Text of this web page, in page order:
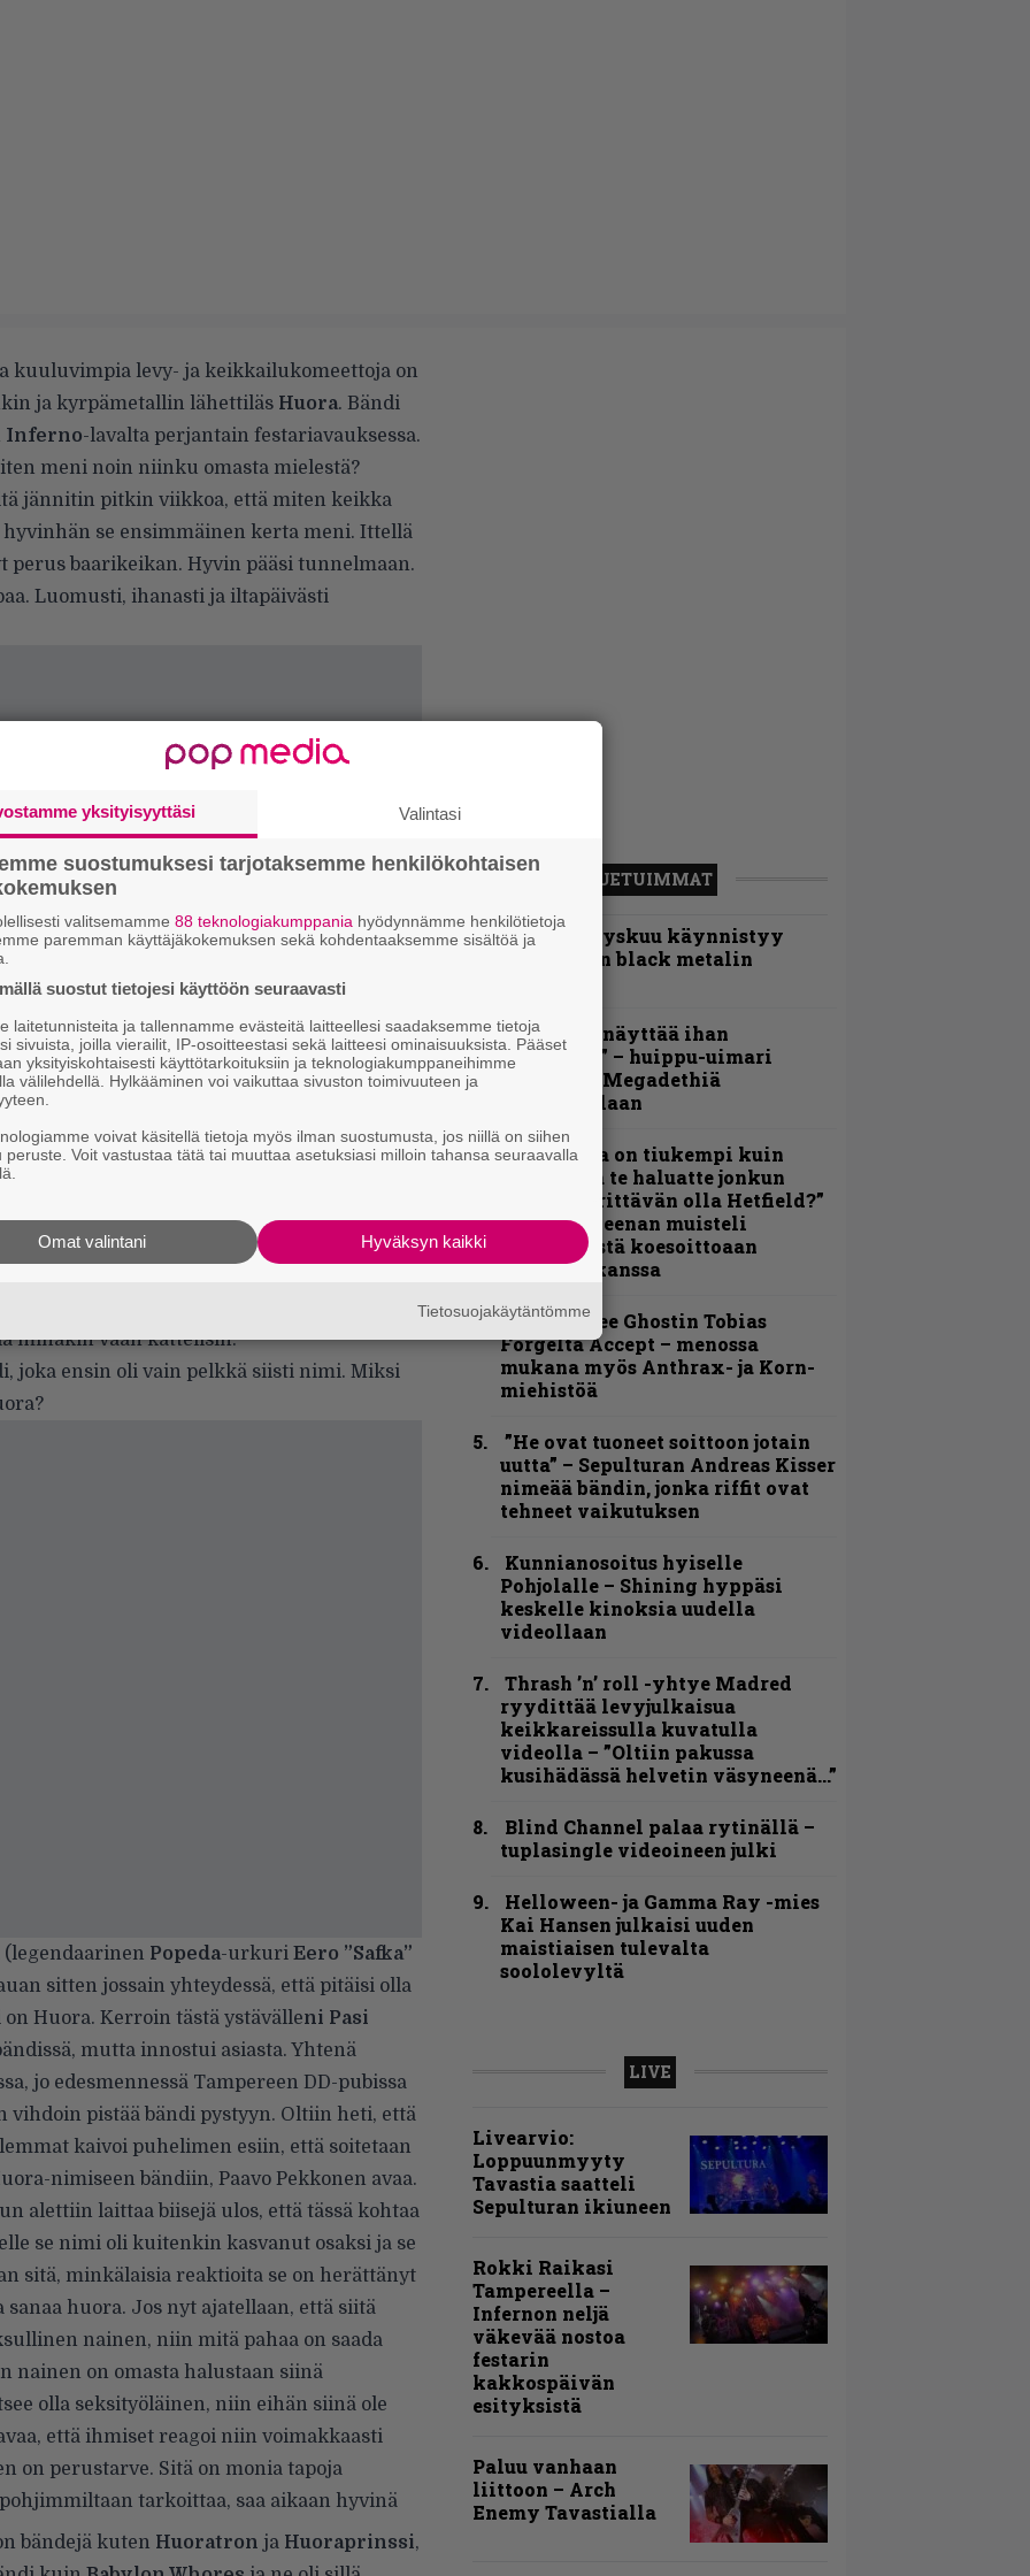
kuuluvimpia levy- ja keikkailukomeettoja on
ja kyrpämetallin lähettiläs Huora. Bändi
Inferno-lavalta perjantain festariavauksessa.
meni noin niinku omasta mielestä?
jännitin pitkin viikkoa, että miten keikka
se ensimmäinen kerta meni. Ittellä
baarikeikan. Hyvin pääsi tunnelmaan.
Luomusti, ihanasti ja iltapäivästi
perustaja, kitaristi
Ollaan vedetty noita puolen yön
on kunnon tuiskeessa ja on hirveen kova
ja itte olin, että tykkääköhän ne edes,
perjantaina kahden aikaan kattomassa
minäkin vaan kattelisin.
joka ensin oli vain pelkkä siisti nimi. Miksi
(legendaarinen Popeda-urkuri Eero ”Safka”
sitten jossain yhteydessä, että pitäisi olla
Huora. Kerroin tästä ystävälleni Pasi
mutta innostui asiasta. Yhtenä
jo edesmennessä Tampereen DD-pubissa
vihdoin pistää bändi pystyyn. Oltiin heti, että
kaivoi puhelimen esiin, että soitetaan
nimiseen bändiin, Paavo Pekkonen avaa.
alettiin laittaa biisejä ulos, että tässä kohtaa
se nimi oli kuitenkin kasvanut osaksi ja se
sitä, minkälaisia reaktioita se on herättänyt
huora. Jos nyt ajatellaan, että siitä
nainen, niin mitä pahaa on saada
nainen on omasta halustaan siinä
olla seksityöläinen, niin eihän siinä ole
että ihmiset reagoi niin voimakkaasti
on perustarve. Sitä on monia tapoja
tarkoittaa, saa aikaan hyvinä
bändejä kuten Huoratron ja Huoraprinssi,
LUETUIMMAT
Espoon syyskuu käynnistyy
kotimaisen black metalin
”Mitalini näyttää ihan
plektralta” – huippu-uimari
jamittelee Megadethiä
palkinnollaan
”Metallica on tiukempi kuin
koskaan ja te haluatte jonkun
nulikan yrittävän olla Hetfield?”
– Pepper Keenan muisteli
ensimmäistä koesoittoaan
hevijätin kanssa
Näin lähtee Ghostin Tobias
Forgelta Accept – menossa
mukana myös Anthrax- ja Korn-
miehistöä
”He ovat tuoneet soittoon jotain
uutta” – Sepulturan Andreas Kisser
nimeää bändin, jonka riffit ovat
tehneet vaikutuksen
Kunnianosoitus hyiselle
Pohjolalle – Shining hyppäsi
keskelle kinoksia uudella
videollaan
Thrash ’n’ roll -yhtye Madred
ryydittää levyjulkaisua
keikkareissulla kuvatulla
videolla – ”Oltiin pakussa
kusihädässä helvetin väsyneenä…”
Blind Channel palaa rytinällä –
tuplasingle videoineen julki
Helloween- ja Gamma Ray -mies
Kai Hansen julkaisi uuden
maistiaisen tulevalta
soololevyltä
LIVE
Livearvio:
Loppuunmyyty
Tavastia saatteli
Sepulturan ikiuneen
Rokki Raikasi
Tampereella –
Infernon neljä
väkevää nostoa
festarin
kakkospäivän
esityksistä
Paluu vanhaan
liittoon – Arch
Enemy Tavastialla
yksityisyyttäsi Valintasi
suostumuksesi tarjotaksemme henkilökohtaisen
valitsemamme 88 teknologiakumppania hyödynnämme henkilötietoja
paremman käyttäjäkokemuksen sekä kohdentaaksemme sisältöä ja
suostut tietojesi käyttöön seuraavasti
laitetunnisteita ja tallennamme evästeitä laitteellesi saadaksemme tietoja
sivuista, joilla vierailit, IP-osoitteestasi sekä laitteesi ominaisuuksista. Pääset
yksityiskohtaisesti käyttötarkoituksiin ja teknologiakumppaneihimme
välilehdellä. Hylkääminen voi vaikuttaa sivuston toimivuuteen ja
voivat käsitellä tietoja myös ilman suostumusta, jos niillä on siihen
peruste. Voit vastustaa tätä tai muuttaa asetuksiasi milloin tahansa seuraavalla
Hyväksyn kaikki
Omat valintani
Tietosuojakäytäntömme